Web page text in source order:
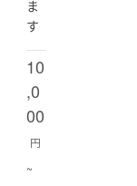
のPR活動、
係上お断りさせ
ま
す
10
,0
00
円
~